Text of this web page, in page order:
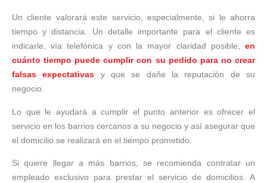
Un cliente valorará este servicio, especialmente, si le ahorra
tiempo y distancia. Un detalle importante para el cliente es
indicarle, vía telefónica y con la mayor claridad posible, en
cuánto tiempo puede cumplir con su pedido para no crear
falsas expectativas y que se dañe la reputación de su
negocio.
Lo que le ayudará a cumplir el punto anterior es ofrecer el
servicio en los barrios cercanos a su negocio y así asegurar que
el domicilio se realizará en el tiempo prometido.
Si quiere llegar a más barrios, se recomienda contratar un
empleado exclusivo para prestar el servicio de domicilios. A